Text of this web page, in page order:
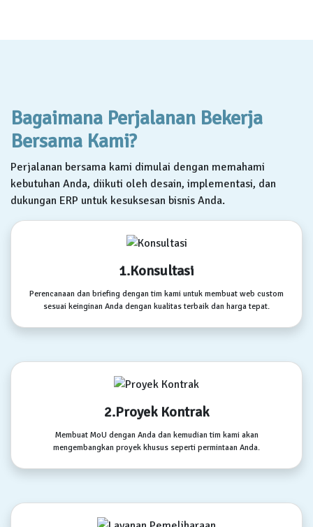
Bagaimana Perjalanan Bekerja
Bersama Kami?
Perjalanan bersama kami dimulai dengan memahami
kebutuhan Anda, diikuti oleh desain, implementasi, dan
dukungan ERP untuk kesuksesan bisnis Anda.
1.Konsultasi
Perencanaan dan briefing dengan tim kami untuk membuat web custom
sesuai keinginan Anda dengan kualitas terbaik dan harga tepat.
2.Proyek Kontrak
Membuat MoU dengan Anda dan kemudian tim kami akan
mengembangkan proyek khusus seperti permintaan Anda.